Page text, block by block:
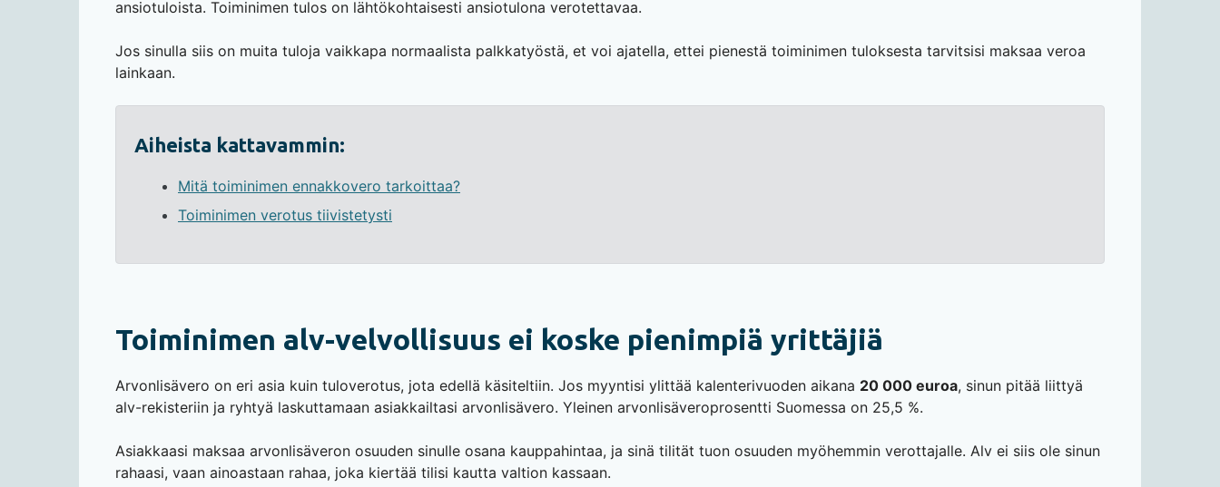
ansiotuloista. Toiminimen tulos on lähtökohtaisesti ansiotulona verotettavaa.
Jos sinulla siis on muita tuloja vaikkapa normaalista palkkatyöstä, et voi ajatella, ettei pienestä toiminimen tuloksesta tarvitsisi maksaa veroa
lainkaan.
Aiheista kattavammin:
Mitä toiminimen ennakkovero tarkoittaa?
Toiminimen verotus tiivistetysti
Toiminimen alv-velvollisuus ei koske pienimpiä yrittäjiä
Arvonlisävero on eri asia kuin tuloverotus, jota edellä käsiteltiin. Jos myyntisi ylittää kalenterivuoden aikana 20 000 euroa, sinun pitää liittyä
alv-rekisteriin ja ryhtyä laskuttamaan asiakkailtasi arvonlisävero. Yleinen arvonlisäveroprosentti Suomessa on 25,5 %.
Asiakkaasi maksaa arvonlisäveron osuuden sinulle osana kauppahintaa, ja sinä tilität tuon osuuden myöhemmin verottajalle. Alv ei siis ole sinun
rahaasi, vaan ainoastaan rahaa, joka kiertää tilisi kautta valtion kassaan.